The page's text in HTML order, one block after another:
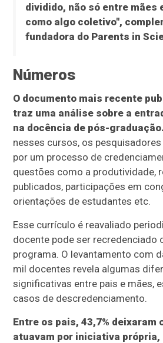
dividido, não só entre mães
como algo coletivo",
fundadora do Parents in
Números
O documento mais recente
traz uma análise sobre a
na docência de pós-graduação.
nesses cursos, os
por um processo de
questões como a produtividade,
publicados, participações em
orientações de estudantes etc.
Esse currículo é reavaliado
docente pode ser recredenciado
programa. O levantamento com
mil docentes revela algumas
significativas entre pais e mães,
casos de descredenciamento.
Entre os pais, 43,7% deixaram
atuavam por iniciativa própria,